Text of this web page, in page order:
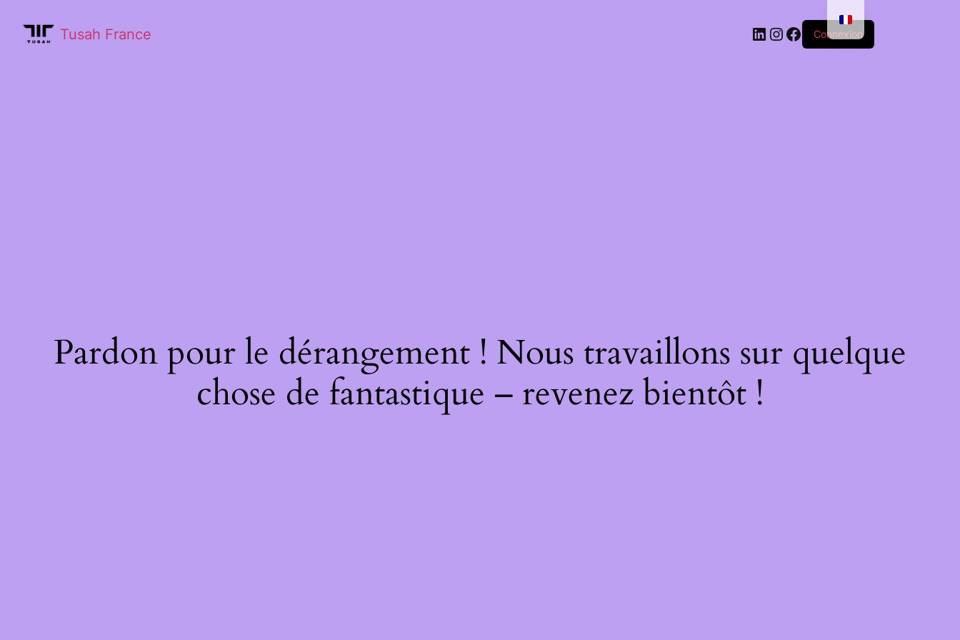
Tusah France Connexion
Pardon pour le dérangement ! Nous travaillons sur quelque
chose de fantastique – revenez bientôt !